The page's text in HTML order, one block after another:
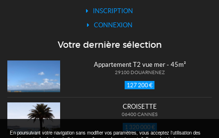
INSCRIPTION
CONNEXION
Votre dernière sélection
Appartement T2 vue mer - 45m²
29100 DOUARNENEZ
127 200 €
CROISETTE
06400 CANNES
1 320 000 €
En poursuivant votre navigation sans modifier vos paramètres, vous acceptez l'utilisation des